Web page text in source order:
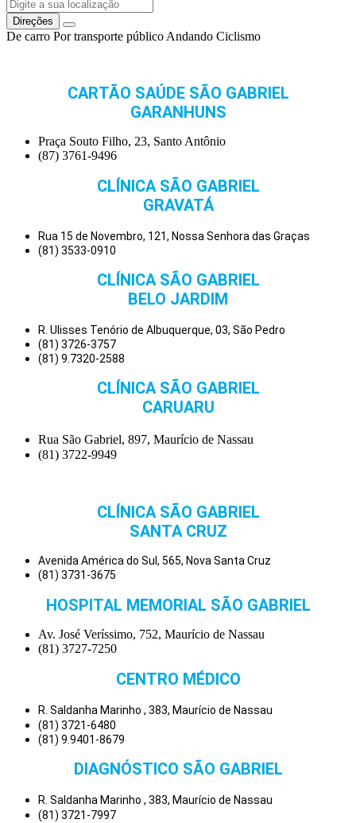
Direções
De carro Por transporte público Andando Ciclismo
CARTÃO SAÚDE SÃO GABRIEL
GARANHUNS
Praça Souto Filho, 23, Santo Antônio
(87) 3761-9496
CLÍNICA SÃO GABRIEL
GRAVATÁ
Rua 15 de Novembro, 121, Nossa Senhora das Graças
(81) 3533-0910
CLÍNICA SÃO GABRIEL
BELO JARDIM
R. Ulisses Tenório de Albuquerque, 03, São Pedro
(81) 3726-3757
(81) 9.7320-2588
CLÍNICA SÃO GABRIEL
CARUARU
Rua São Gabriel, 897, Maurício de Nassau
(81) 3722-9949
CLÍNICA SÃO GABRIEL
SANTA CRUZ
Avenida América do Sul, 565, Nova Santa Cruz
(81) 3731-3675
HOSPITAL MEMORIAL SÃO GABRIEL
Av. José Veríssimo, 752, Maurício de Nassau
(81) 3727-7250
CENTRO MÉDICO
R. Saldanha Marinho , 383, Maurício de Nassau
(81) 3721-6480
(81) 9.9401-8679
DIAGNÓSTICO SÃO GABRIEL
R. Saldanha Marinho , 383, Maurício de Nassau
(81) 3721-7997